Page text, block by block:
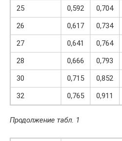
25
0,592 0,704
26
0,617 0,734
27
0,641 0,764
28
0,666 0,793
30
0,715 0,852
32
0,765 0,911
Продолжение табл. 1